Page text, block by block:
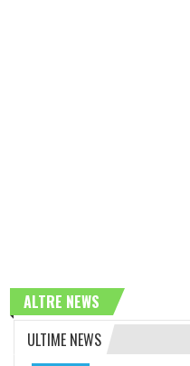
ALTRE NEWS
ULTIME NEWS